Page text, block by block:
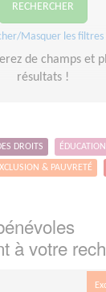
RECHERCHER
Masquer les filtres
de champs et
résultats !
DROITS
& PAUVRETÉ
à votre